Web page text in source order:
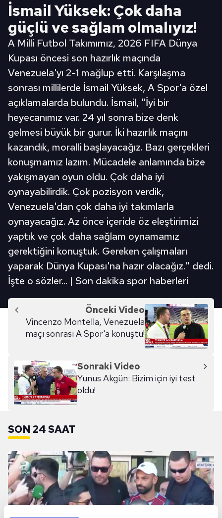
İsmail Yüksek: Çok daha
güçlü ve sağlam olmalıyız!
A Milli Futbol Takımımız, 2026 FIFA Dünya
Kupası öncesi son hazırlık maçında
Venezuela'yı 2-1 mağlup etti. Karşılaşma
sonrası millilerde İsmail Yüksek, A Spor'a özel
açıklamalarda bulundu. İsmail, "İyi bir
heyecanımız var. 24 yıl sonra bize denk
gelmesi büyük bir gurur. İki hazırlık maçını
kazandık, moralli başlayacağız. Bazı gerçekleri
konuşmamız lazım. Mücadele anlamında bize
yakışmayan oyun oldu. Çok daha iyi
oynayabilirdik. Çok pozisyon verdik,
Venezuela'dan çok daha iyi takımlarla
oynayacağız. Az önce içeride öz eleştirimizi
yaptık ve çok daha sağlam oynamamız
gerektiğini konuştuk. Gereken çalışmaları
yaparak Dünya Kupası'na hazır olacağız." dedi.
İşte o sözler... | Son dakika spor haberleri
Önceki Video
Vincenzo Montella, Venezuela
maçı sonrası A Spor'a konuştu!
Sonraki Video
Yunus Akgün: Bizim için iyi test
oldu!
SON 24 SAAT